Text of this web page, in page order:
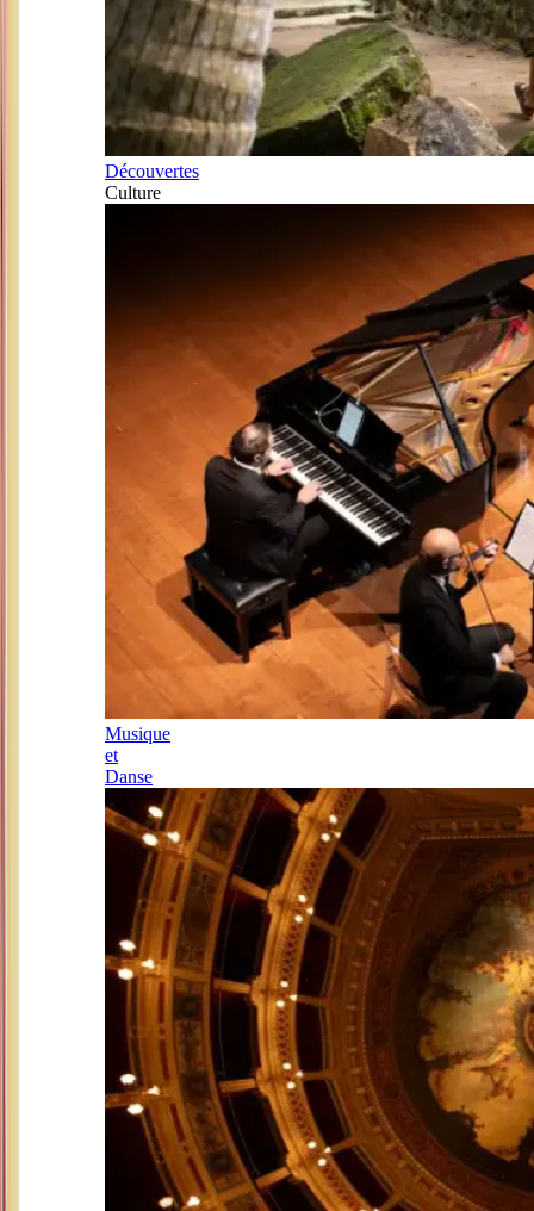
Découvertes
Culture
Musique
et
Danse